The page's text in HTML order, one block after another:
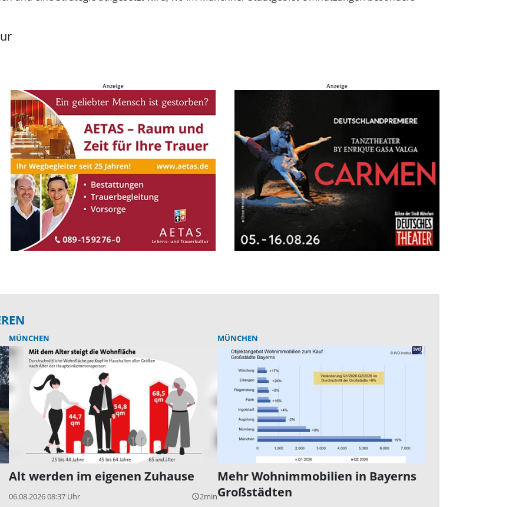
MÜNCHEN
Alt werden im eigenen Zuhause
06.08.2026 08:37 Uhr query_builder2min
MÜNCHEN
Mehr Wohnimmobilien in Bayerns
Großstädten